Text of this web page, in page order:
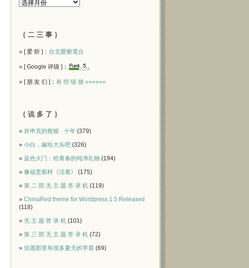
｛ 二 三 事 ｝
» [ 爱 听 ]： 台北愛樂電台
» [ Google 评级 ]：
» [ 朋 友 们 ]： 有 些 链 接 »»»»»»
｛ 说 多 了 ｝
» 肖申克的救赎 · 十年 (379)
» 小白，嫁给大头吧 (326)
» 蓝色大门：给青春的纯净礼物 (194)
» 像福贵那样《活着》
(175)
» 第 二 部 无 主 题 答 录 机 (119)
» ChinaRed theme for Wordpress 1.5 Released
(118)
» 无 主 题 答 录 机 (101)
» 第 三 部 无 主 题 答 录 机 (72)
» 但愿那里有很多夏天的早晨 (69)